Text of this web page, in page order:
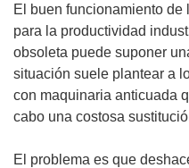
El buen funcionamiento de
para la productividad
obsoleta puede suponer
situación suele plantear a
con maquinaria anticuada
cabo una costosa
El problema es que